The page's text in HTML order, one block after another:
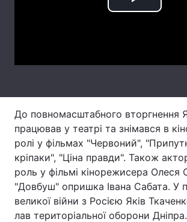
Тема оформлення
Play
До повномасштабного вторгнення
працював у театрі та знімався в
ролі у фільмах "Червоний",
кріпаки", "Ціна правди". Також
роль у фільмі кінорежисера Олеся
"Довбуш" опришка Івана Сабата. У
великої війни з Росією Яків
лав територіальної оборони